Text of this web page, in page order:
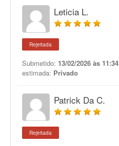
Leticia L.
Rejeitada
Submetido: 13/02/2026 às 11:34
estimada: Privado
Patrick Da C.
Rejeitada